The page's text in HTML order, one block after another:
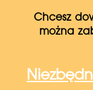
Chcesz
można